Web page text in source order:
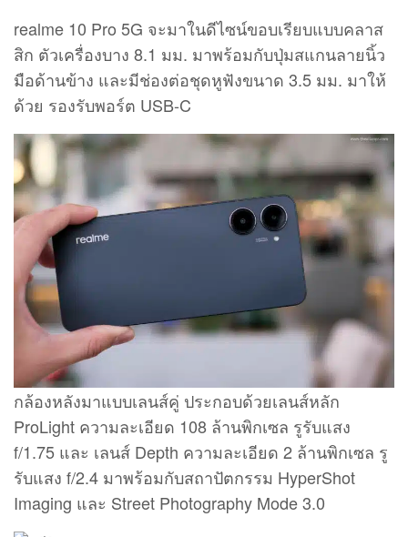
realme 10 Pro 5G จะมาในดีไซน์ขอบเรียบแบบคลาส
สิก ตัวเครื่องบาง 8.1 มม. มาพร้อมกับปุ่มสแกนลายนิ้ว
มือด้านข้าง และมีช่องต่อชุดหูฟังขนาด 3.5 มม. มาให้
ด้วย รองรับพอร์ต USB-C
กล้องหลังมาแบบเลนส์คู่ ประกอบด้วยเลนส์หลัก
ProLight ความละเอียด 108 ล้านพิกเซล รูรับแสง
f/1.75 และ เลนส์ Depth ความละเอียด 2 ล้านพิกเซล รู
รับแสง f/2.4 มาพร้อมกับสถาปัตกรรม HyperShot
Imaging และ Street Photography Mode 3.0